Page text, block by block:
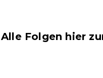
Alle Folgen hier